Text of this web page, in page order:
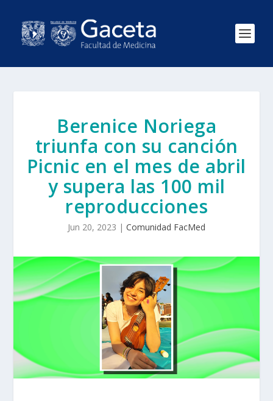
Berenice Noriega
triunfa con su canción
Picnic en el mes de abril
y supera las 100 mil
reproducciones
Jun 20, 2023 | Comunidad FacMed